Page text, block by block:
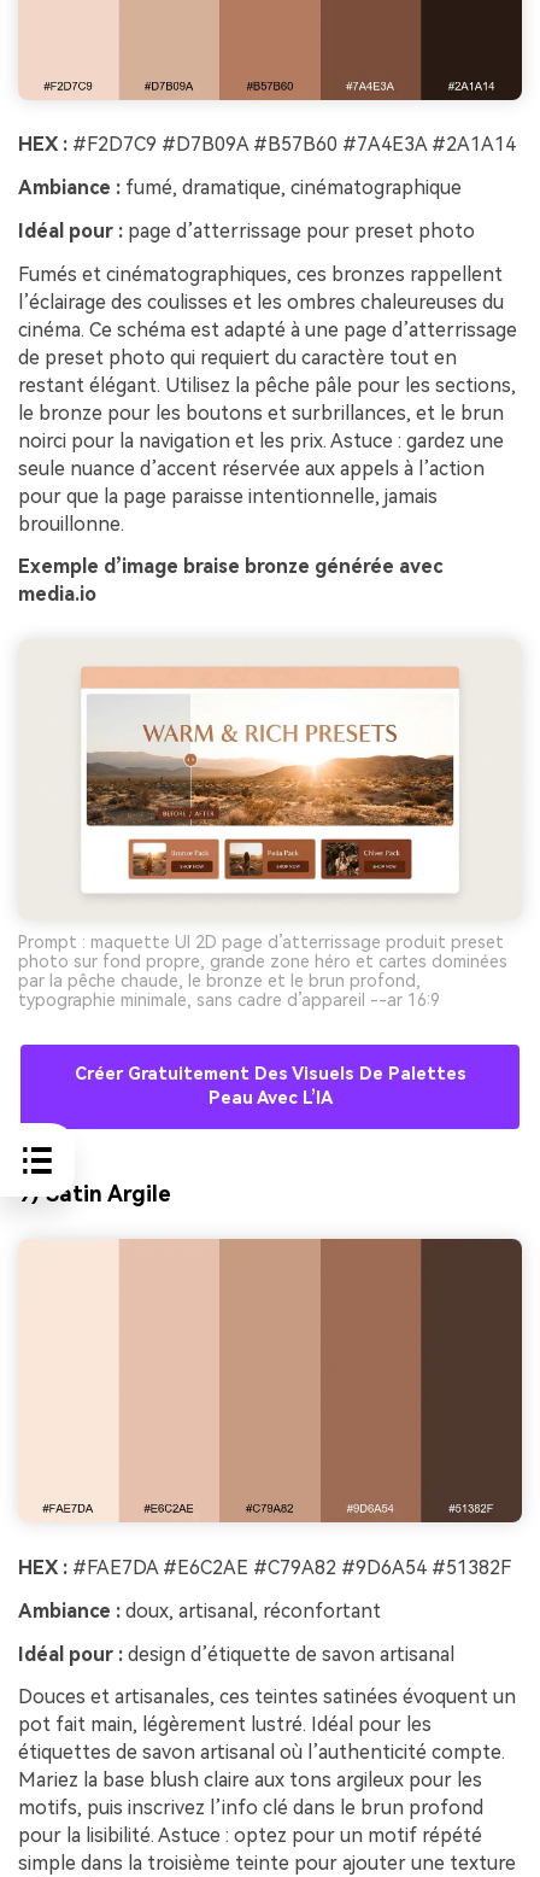
HEX : #F2D7C9 #D7B09A #B57B60 #7A4E3A #2A1A14
Ambiance : fumé, dramatique, cinématographique
Idéal pour : page d’atterrissage pour preset photo
Fumés et cinématographiques, ces bronzes rappellent
l’éclairage des coulisses et les ombres chaleureuses du
cinéma. Ce schéma est adapté à une page d’atterrissage
de preset photo qui requiert du caractère tout en
restant élégant. Utilisez la pêche pâle pour les sections,
le bronze pour les boutons et surbrillances, et le brun
noirci pour la navigation et les prix. Astuce : gardez une
seule nuance d’accent réservée aux appels à l’action
pour que la page paraisse intentionnelle, jamais
brouillonne.
Exemple d’image braise bronze générée avec
media.io
Prompt : maquette UI 2D page d’atterrissage produit preset
photo sur fond propre, grande zone héro et cartes dominées
par la pêche chaude, le bronze et le brun profond,
typographie minimale, sans cadre d’appareil --ar 16:9
Créer Gratuitement Des Visuels De Palettes
Peau Avec L’IA
9) Satin Argile
HEX : #FAE7DA #E6C2AE #C79A82 #9D6A54 #51382F
Ambiance : doux, artisanal, réconfortant
Idéal pour : design d’étiquette de savon artisanal
Douces et artisanales, ces teintes satinées évoquent un
pot fait main, légèrement lustré. Idéal pour les
étiquettes de savon artisanal où l’authenticité compte.
Mariez la base blush claire aux tons argileux pour les
motifs, puis inscrivez l’info clé dans le brun profond
pour la lisibilité. Astuce : optez pour un motif répété
simple dans la troisième teinte pour ajouter une texture